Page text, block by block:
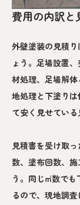
費用の内訳と
外壁塗装の見積
ょう。足場設置
材処理、足場解
地処理と下塗り
て安く見せている
見積書を受け取
数、塗布回数、
う。同じ㎡数で
るので、現地調